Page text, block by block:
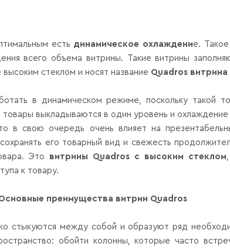
есть динамическое охлаждение.
всего объема витрины. Такие витрины
стеклом и носят название Quadros
в динамическом режиме, поскольку такой
товары выкладываются в один уровень и
в свою очередь очень влияет на
его товарный вид и свежесть
Это витрины Quadros с высоким стеклом
к товару.
преимущества витрин Quadros
стыкуются между собой и образуют ряд
обойти колонны, которые часто